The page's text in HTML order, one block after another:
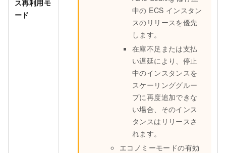
ス再利用モ
ード
中の ECS インスタン
スのリリースを優先
します。
在庫不足または支払
い遅延により、停止
中のインスタンスを
スケーリンググルー
プに再度追加できな
い場合、そのインス
タンスはリリースさ
れます。
エコノミーモードの有効